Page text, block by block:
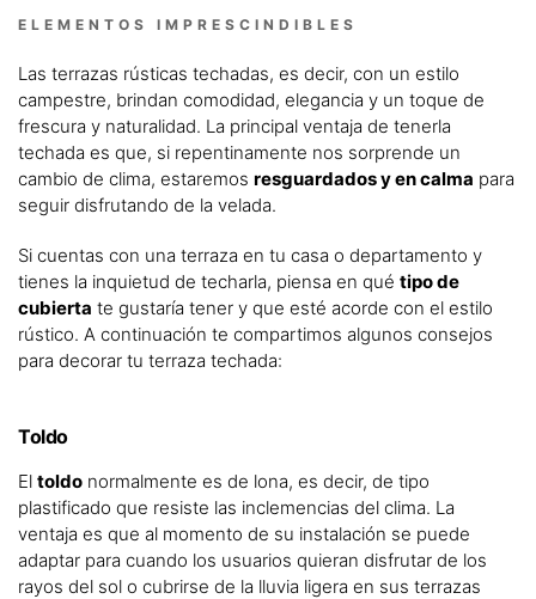
ELEMENTOS IMPRESCINDIBLES
Las terrazas rústicas techadas, es decir, con un estilo
campestre, brindan comodidad, elegancia y un toque de
frescura y naturalidad. La principal ventaja de tenerla
techada es que, si repentinamente nos sorprende un
cambio de clima, estaremos resguardados y en calma para
seguir disfrutando de la velada.
Si cuentas con una terraza en tu casa o departamento y
tienes la inquietud de techarla, piensa en qué tipo de
cubierta te gustaría tener y que esté acorde con el estilo
rústico. A continuación te compartimos algunos consejos
para decorar tu terraza techada:
Toldo
El toldo normalmente es de lona, es decir, de tipo
plastificado que resiste las inclemencias del clima. La
ventaja es que al momento de su instalación se puede
adaptar para cuando los usuarios quieran disfrutar de los
rayos del sol o cubrirse de la lluvia ligera en sus terrazas